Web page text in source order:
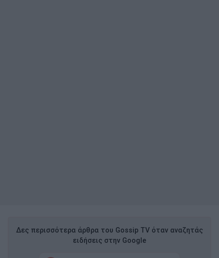
Δες περισσότερα άρθρα του Gossip TV όταν αναζητάς
ειδήσεις στην Google